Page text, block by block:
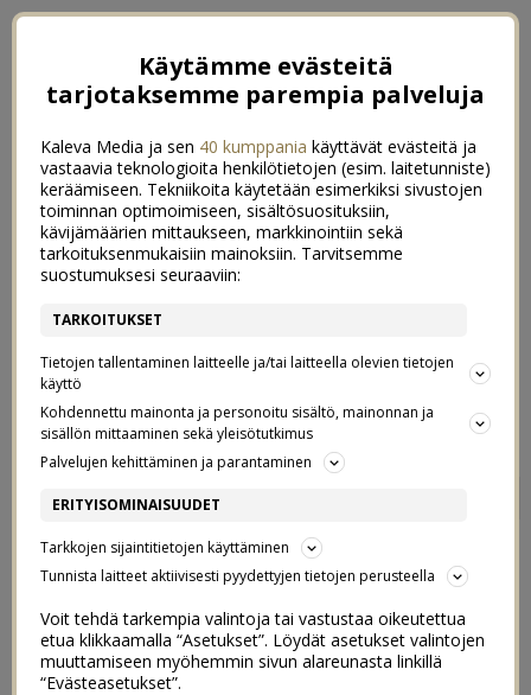
JOULUTUNNELMAA
TAMPEREELLA
3/12/2019
Postaus on toteutettu kaupallisessa yhteisyössäVisit
Tampere,Joulu Tampere ja Indieplacen kanssa
Käytämme evästeitä
tarjotaksemme parempia palveluja
Kaleva Media ja sen 40 kumppania käyttävät evästeitä ja
vastaavia teknologioita henkilötietojen (esim. laitetunniste)
keräämiseen. Tekniikoita käytetään esimerkiksi sivustojen
toiminnan optimoimiseen, sisältösuosituksiin,
kävijämäärien mittaukseen, markkinointiin sekä
tarkoituksenmukaisiin mainoksiin. Tarvitsemme
suostumuksesi seuraaviin:
TARKOITUKSET
Tietojen tallentaminen laitteelle ja/tai laitteella olevien tietojen
käyttö
Kohdennettu mainonta ja personoitu sisältö, mainonnan ja
sisällön mittaaminen sekä yleisötutkimus
Palvelujen kehittäminen ja parantaminen
ERITYISOMINAISUUDET
Tarkkojen sijaintitietojen käyttäminen
Tunnista laitteet aktiivisesti pyydettyjen tietojen perusteella
Voit tehdä tarkempia valintoja tai vastustaa oikeutettua
etua klikkaamalla “Asetukset”. Löydät asetukset valintojen
muuttamiseen myöhemmin sivun alareunasta linkillä
“Evästeasetukset”.